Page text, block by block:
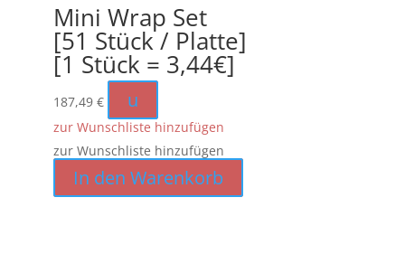
Mini Wrap Set
[51 Stück / Platte]
[1 Stück = 3,44€]
187,49 € u
zur Wunschliste hinzufügen
zur Wunschliste hinzufügen
In den Warenkorb